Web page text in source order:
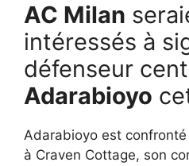
AC Milan
intéressés à
défenseur
Adarabioyo
Adarabioyo est
à Craven Cottage, son